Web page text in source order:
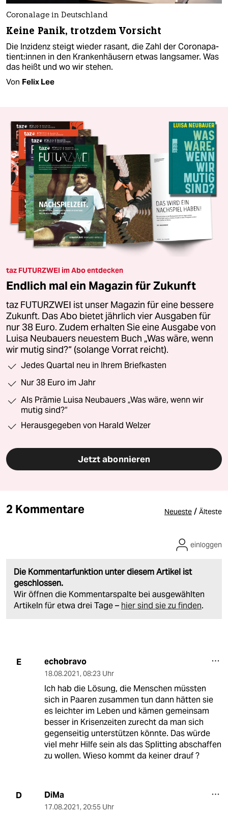
Coronalage in Deutschland
Keine Panik, trotzdem Vorsicht
Die Inzidenz steigt wieder rasant, die Zahl der Co­ro­na­pa­
ti­en­t:in­nen in den Krankenhäusern etwas langsamer. Was
das heißt und wo wir stehen.
Von Felix Lee
taz FUTURZWEI im Abo entdecken
Endlich mal ein Magazin für Zukunft
taz FUTURZWEI ist unser Magazin für eine bessere
Zukunft. Das Abo bietet jährlich vier Ausgaben für
nur 38 Euro. Zudem erhalten Sie eine Ausgabe von
Luisa Neubauers neuestem Buch „Was wäre, wenn
wir mutig sind?“ (solange Vorrat reicht).
Jedes Quartal neu in Ihrem Briefkasten
Nur 38 Euro im Jahr
Als Prämie Luisa Neubauers „Was wäre, wenn wir
mutig sind?“
Herausgegeben von Harald Welzer
Jetzt abonnieren
2 Kommentare Neueste / Älteste
Die Kommentarfunktion unter diesem Artikel ist
geschlossen.
Wir öffnen die Kommentarspalte bei ausgewählten
Artikeln für etwa drei Tage – hier sind sie zu finden.
einloggen
E echobravo
18.08.2021, 08:23 Uhr
Ich hab die Lösung, die Menschen müssten
sich in Paaren zusammen tun dann hätten sie
es leichter im Leben und kämen gemeinsam
besser in Krisenzeiten zurecht da man sich
gegenseitig unterstützen könnte. Das würde
viel mehr Hilfe sein als das Splitting abschaffen
zu wollen. Wieso kommt da keiner drauf ?
D DiMa
17.08.2021, 20:55 Uhr